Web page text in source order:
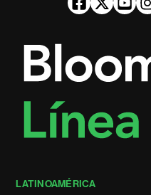
LATINOAMÉRICA